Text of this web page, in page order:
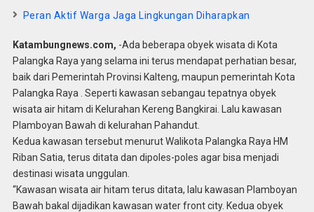
Peran Aktif Warga Jaga Lingkungan Diharapkan
Katambungnews.com, -Ada beberapa obyek wisata di Kota
Palangka Raya yang selama ini terus mendapat perhatian besar,
baik dari Pemerintah Provinsi Kalteng, maupun pemerintah Kota
Palangka Raya . Seperti kawasan sebangau tepatnya obyek
wisata air hitam di Kelurahan Kereng Bangkirai. Lalu kawasan
Plamboyan Bawah di kelurahan Pahandut.
Kedua kawasan tersebut menurut Walikota Palangka Raya HM
Riban Satia, terus ditata dan dipoles-poles agar bisa menjadi
destinasi wisata unggulan.
“Kawasan wisata air hitam terus ditata, lalu kawasan Plamboyan
Bawah bakal dijadikan kawasan water front city. Kedua obyek